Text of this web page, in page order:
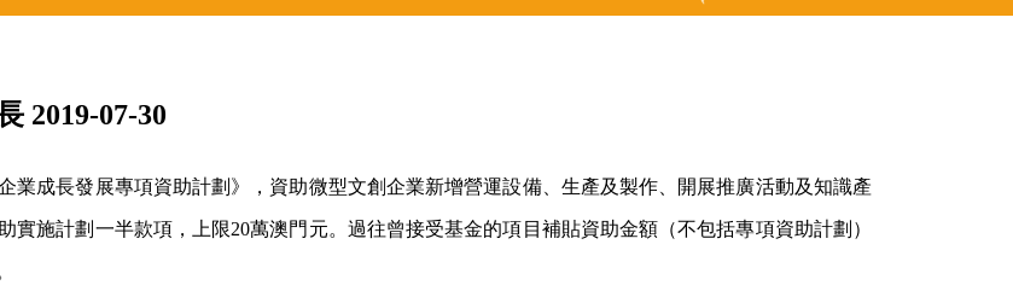
2019-07-30
業成長發展專項資助計劃》，資助微型文創企業新增營運設備、生產及製作、開展推廣活動及知識產
施計劃一半款項，上限20萬澳門元。過往曾接受基金的項目補貼資助金額（不包括專項資助計劃）